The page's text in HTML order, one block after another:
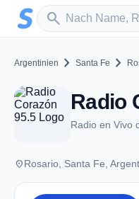
Zum Hauptinhalt springen
search
Sender suchen
Argentinien chevron_right Santa Fe chevron_right
Radio en Vivo
placeRosario, Santa Fe,